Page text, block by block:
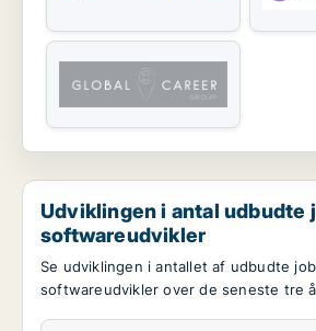
Udviklingen i antal udbudte
softwareudvikler
Se udviklingen i antallet af udbudte
softwareudvikler over de seneste tre